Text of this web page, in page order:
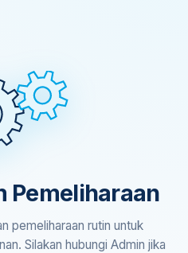
Pemeliharaan
pemeliharaan rutin untuk
Silakan hubungi Admin jika